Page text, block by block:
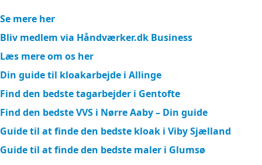
Se mere her
Bliv medlem via Håndværker.dk Business
Læs mere om os her
Din guide til kloakarbejde i Allinge
Find den bedste tagarbejder i Gentofte
Find den bedste VVS i Nørre Aaby – Din guide
Guide til at finde den bedste kloak i Viby Sjælland
Guide til at finde den bedste maler i Glumsø